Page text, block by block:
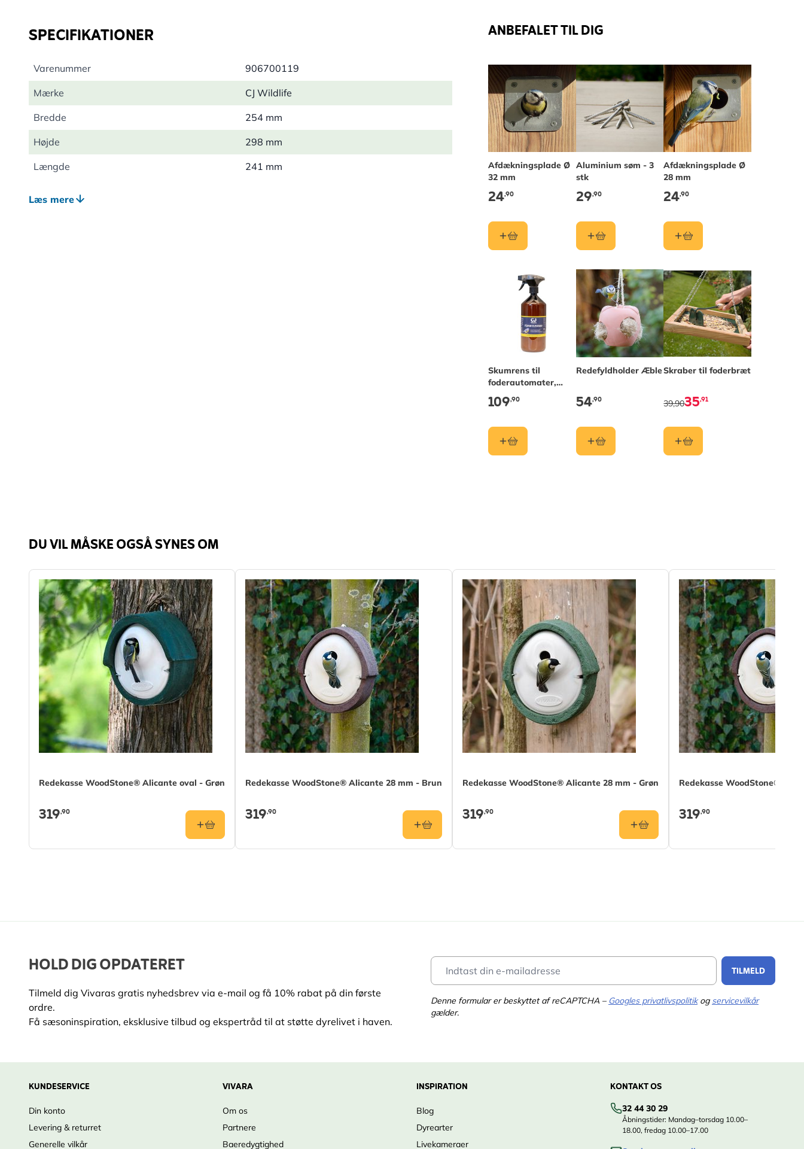
ANBEFALET TIL DIG
Afdækningsplade Ø
32 mm
24,90
Aluminium søm - 3
stk
29,90
Afdækningsplade Ø
28 mm
24,90
Skumrens til
foderautomater,
fuglebade og
redekasser
109,90
Redefyldholder Æble
54,90
Skraber til foderbræt
35,91
39,90
SPECIFIKATIONER
Varenummer 906700119
Mærke CJ Wildlife
Bredde 254 mm
Højde 298 mm
Længde 241 mm
Læs mere
DU VIL MÅSKE OGSÅ SYNES OM
Redekasse WoodStone® Alicante oval - Grøn
319,90
Redekasse WoodStone® Alicante 28 mm - Brun
319,90
Redekasse WoodStone® Alicante 28 mm - Grøn
319,90
Redekasse WoodStone®
319,90
HOLD DIG OPDATERET
Tilmeld dig Vivaras gratis nyhedsbrev via e-mail og få 10% rabat på din første
ordre.
Få sæsoninspiration, eksklusive tilbud og ekspertråd til at støtte dyrelivet i haven.
TILMELD
Denne formular er beskyttet af reCAPTCHA – Googles privatlivspolitikog servicevilkår
gælder.
KUNDESERVICE
Din konto
Levering & returret
Generelle vilkår
VIVARA
Om os
Partnere
Baeredygtighed
INSPIRATION
Blog
Dyrearter
Livekameraer
KONTAKT OS
32 44 30 29
Åbningstider: Mandag–torsdag 10.00–
18.00, fredag 10.00–17.00